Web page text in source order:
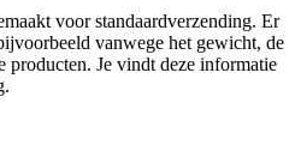
voor standaardverzending. Er
vanwege het gewicht, de
producten. Je vindt deze informatie